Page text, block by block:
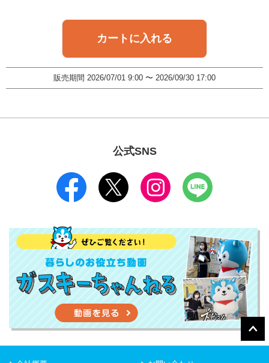
カートに入れる
販売期間 2026/07/01 9:00 〜 2026/09/30 17:00
公式SNS